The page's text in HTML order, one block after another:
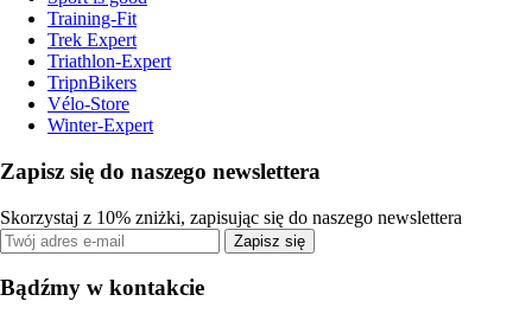
Training-Fit
Trek Expert
Triathlon-Expert
TripnBikers
Vélo-Store
Winter-Expert
Zapisz się do naszego newslettera
Skorzystaj z 10% zniżki, zapisując się do naszego newslettera
Zapisz się
Bądźmy w kontakcie